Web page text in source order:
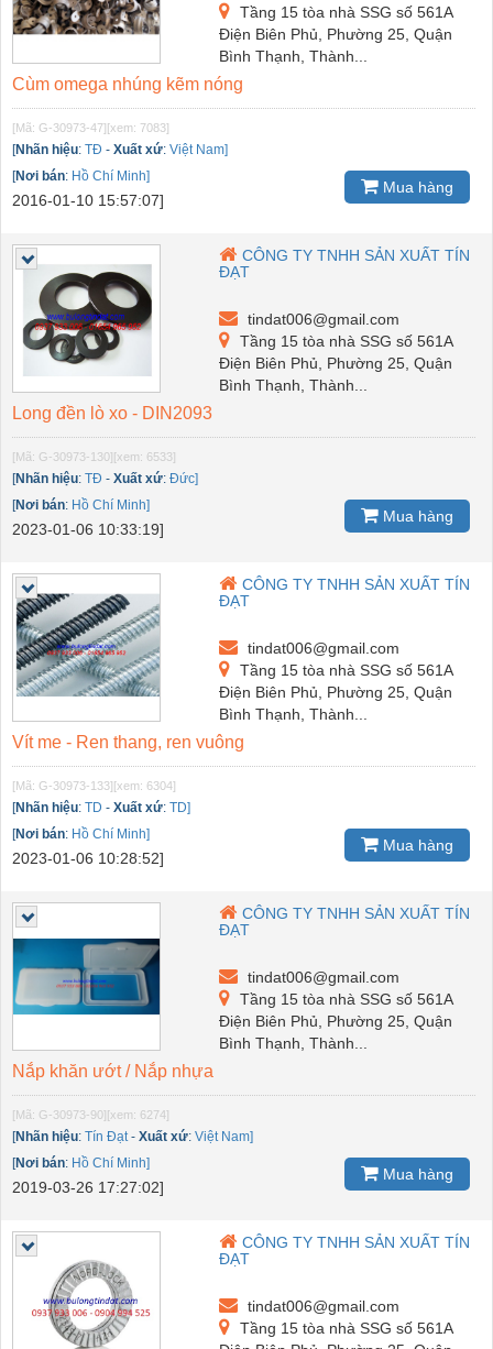
Tầng 15 tòa nhà SSG số 561A
Điện Biên Phủ, Phường 25, Quận
Bình Thạnh, Thành...
Cùm omega nhúng kẽm nóng
[Mã: G-30973-47][xem: 7083]
[Nhãn hiệu: TĐ - Xuất xứ: Việt Nam]
[Nơi bán: Hồ Chí Minh]
2016-01-10 15:57:07]
Mua hàng
CÔNG TY TNHH SẢN XUẤT TÍN
ĐẠT
tindat006@gmail.com
Tầng 15 tòa nhà SSG số 561A
Điện Biên Phủ, Phường 25, Quận
Bình Thạnh, Thành...
Long đền lò xo - DIN2093
[Mã: G-30973-130][xem: 6533]
[Nhãn hiệu: TĐ - Xuất xứ: Đức]
[Nơi bán: Hồ Chí Minh]
2023-01-06 10:33:19]
Mua hàng
CÔNG TY TNHH SẢN XUẤT TÍN
ĐẠT
tindat006@gmail.com
Tầng 15 tòa nhà SSG số 561A
Điện Biên Phủ, Phường 25, Quận
Bình Thạnh, Thành...
Vít me - Ren thang, ren vuông
[Mã: G-30973-133][xem: 6304]
[Nhãn hiệu: TD - Xuất xứ: TD]
[Nơi bán: Hồ Chí Minh]
2023-01-06 10:28:52]
Mua hàng
CÔNG TY TNHH SẢN XUẤT TÍN
ĐẠT
tindat006@gmail.com
Tầng 15 tòa nhà SSG số 561A
Điện Biên Phủ, Phường 25, Quận
Bình Thạnh, Thành...
Nắp khăn ướt / Nắp nhựa
[Mã: G-30973-90][xem: 6274]
[Nhãn hiệu: Tín Đạt - Xuất xứ: Việt Nam]
[Nơi bán: Hồ Chí Minh]
2019-03-26 17:27:02]
Mua hàng
CÔNG TY TNHH SẢN XUẤT TÍN
ĐẠT
tindat006@gmail.com
Tầng 15 tòa nhà SSG số 561A